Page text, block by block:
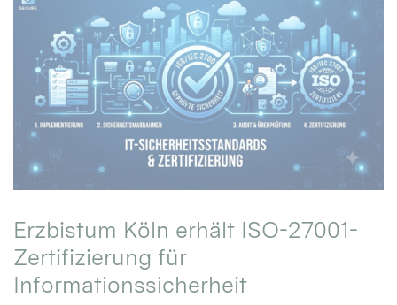
Erzbistum Köln erhält ISO-27001-
Zertifizierung für
Informationssicherheit